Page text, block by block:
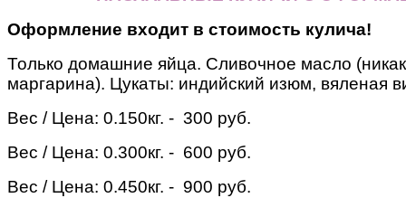
Оформление входит в стоимость кулича!
Только домашние яйца. Сливочное масло
маргарина). Цукаты: индийский изюм, вяленая
Вес / Цена: 0.150кг. - 300 руб.
Вес / Цена: 0.300кг. - 600 руб.
Вес / Цена: 0.450кг. - 900 руб.